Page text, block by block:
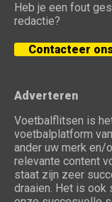
Heb je een fout
redactie?
Contacteer
Adverteren
Voetbalflitsen is
voetbalplatform
ander uw merk en/
relevante content
staat zijn zeer
draaien. Het is ook